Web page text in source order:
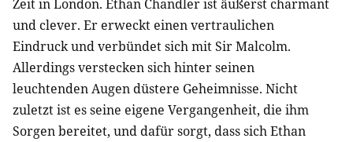
Zeit in London. Ethan Chandler ist äußerst charmant
und clever. Er erweckt einen vertraulichen
Eindruck und verbündet sich mit Sir Malcolm.
Allerdings verstecken sich hinter seinen
leuchtenden Augen düstere Geheimnisse. Nicht
zuletzt ist es seine eigene Vergangenheit, die ihm
Sorgen bereitet, und dafür sorgt, dass sich Ethan